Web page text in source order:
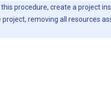
procedure, create a project
removing all resources